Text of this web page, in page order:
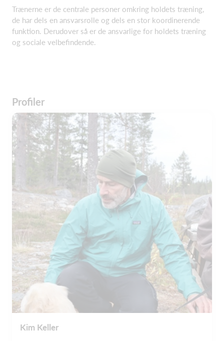
Trænerne er de centrale personer omkring holdets træning,
de har dels en ansvarsrolle og dels en stor koordinerende
funktion. Derudover så er de ansvarlige for holdets træning
og sociale velbefindende.
Profiler
Kim Keller